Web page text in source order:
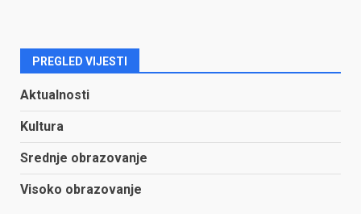
PREGLED VIJESTI
Aktualnosti
Kultura
Srednje obrazovanje
Visoko obrazovanje